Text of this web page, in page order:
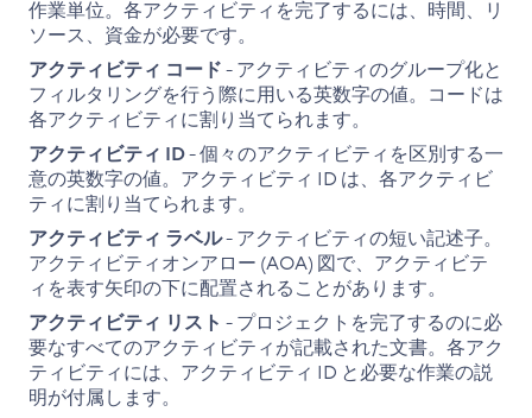
作業単位。各アクティビティを完了するには、時間、リ
ソース、資金が必要です。
アクティビティ コード- アクティビティのグループ化と
フィルタリングを行う際に用いる英数字の値。コードは
各アクティビティに割り当てられます。
アクティビティ ID- 個々のアクティビティを区別する一
意の英数字の値。アクティビティ ID は、各アクティビ
ティに割り当てられます。
アクティビティ ラベル- アクティビティの短い記述子。
アクティビティオンアロー (AOA) 図で、アクティビテ
ィを表す矢印の下に配置されることがあります。
アクティビティ リスト - プロジェクトを完了するのに必
要なすべてのアクティビティが記載された文書。各アク
ティビティには、アクティビティ ID と必要な作業の説
明が付属します。